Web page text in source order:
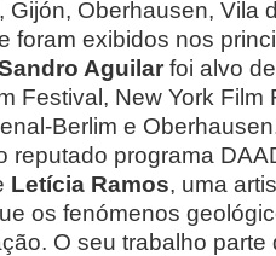
Gijón, Oberhausen, Vila
foram exibidos nos
Aguilar foi alvo
Festival, New York Film
Berlim e
reputado programa
Letícia Ramos, uma
os fenómenos
O seu trabalho